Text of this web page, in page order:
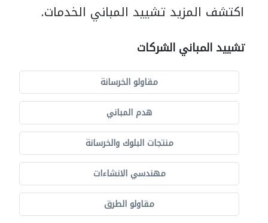
اكتشف المزيد تشييد المباني الخدمات.
تشييد المباني الشركات
مقاولو الخرسانة
هدم المباني
منتجات البلوك والخرسانة
مهندسي الانشاءات
مقاولو الطرق